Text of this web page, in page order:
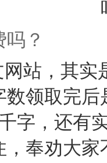
？
站，其实
领取完后
字，还有
，奉劝大